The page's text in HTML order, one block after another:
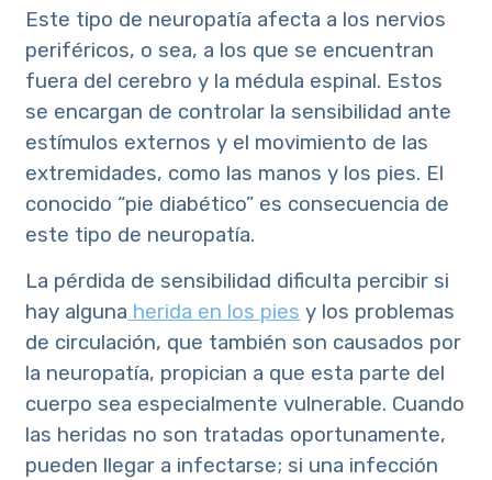
Este tipo de neuropatía afecta a los nervios
periféricos, o sea, a los que se encuentran
fuera del cerebro y la médula espinal. Estos
se encargan de controlar la sensibilidad ante
estímulos externos y el movimiento de las
extremidades, como las manos y los pies. El
conocido “pie diabético” es consecuencia de
este tipo de neuropatía.
La pérdida de sensibilidad dificulta percibir si
hay alguna herida en los pies y los problemas
de circulación, que también son causados por
la neuropatía, propician a que esta parte del
cuerpo sea especialmente vulnerable. Cuando
las heridas no son tratadas oportunamente,
pueden llegar a infectarse; si una infección